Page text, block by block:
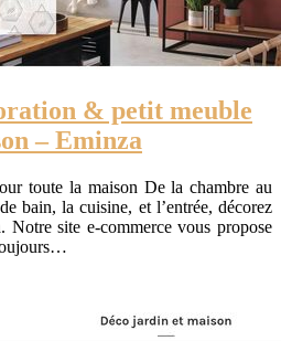
& petit meuble
– Eminza
toute la maison De la chambre au
bain, la cuisine, et l’entrée, décorez
Notre site e-commerce vous propose